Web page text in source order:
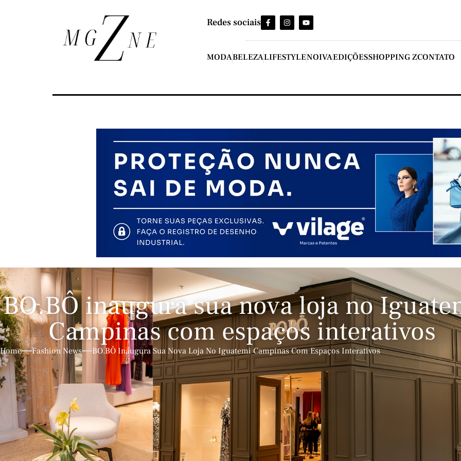
Redes sociais
MODABELEZALIFESTYLENOIVAEDIÇÕESSHOPPING ZCONTATO
BO.BÔ inaugura sua nova loja no
Campinas com espaços interativos
Home Fashion News BO.BÔ Inaugura Sua Nova Loja No Iguatemi Campinas Com Espaços Interativos